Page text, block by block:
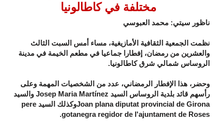
مختلفة في كاطالونيا
ناظور سيتي: محمد العبوسي
نظمت الجمعية الثقافية الأمازيغية، مساء أمس السبت الثالث
والعشرين من رمضان، إفطارا جماعيا في مطعم الخيمة في مدينة
الروساس شمالي شرق كاطالونيا.
وحضر، هذا الإفطار الرمضاني، عدد من الشخصيات المهمة وعلى
رأسهم قائد بلدية الروساس السيد Josep Maria Martínez والسيد
Joan plana diputat provincial de Gironaوكذلك السيد pere
gotanegra regidor de l'ajuntament de Roses.